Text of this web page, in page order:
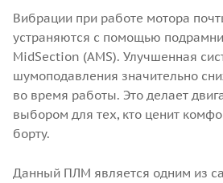
Вибрации при работе мотора
устраняются с помощью
MidSection (AMS). Улучшенная
шумоподавления значительно
во время работы. Это делает
выбором для тех, кто ценит
борту.
Данный ПЛМ является одним из